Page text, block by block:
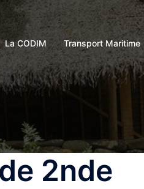
La CODIM Transport Maritime
2nde